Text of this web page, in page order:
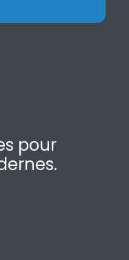
pour